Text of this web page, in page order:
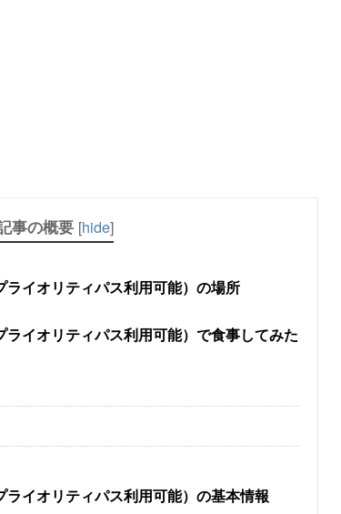
事の概要 [hide]
イオリティパス利用可能）の場所
イオリティパス利用可能）で食事してみた
イオリティパス利用可能）の基本情報